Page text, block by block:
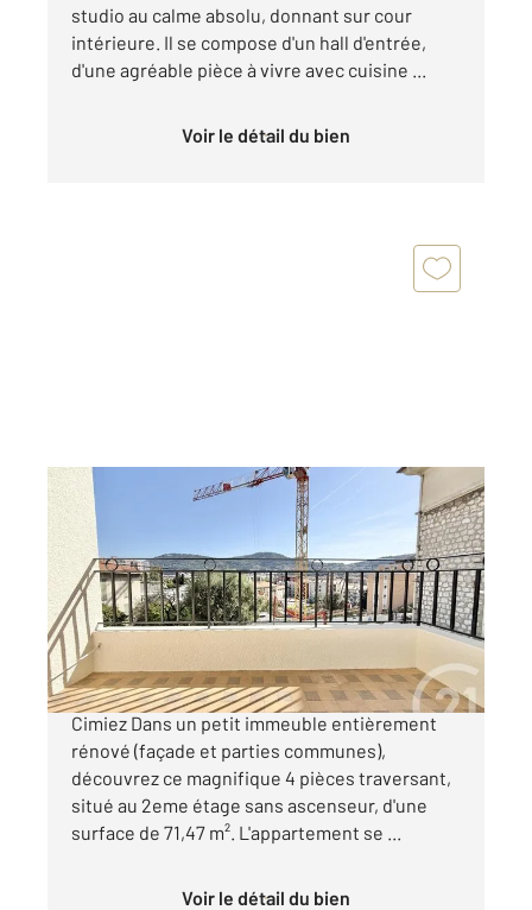
studio au calme absolu, donnant sur cour
intérieure. Il se compose d'un hall d'entrée,
d'une agréable pièce à vivre avec cuisine ...
Voir le détail du bien
NICE 06
70,98 m
Ref : 2253
Appartement F4 à vendre
479 000 €
Nice Bas Cimiez / Avenue des Arènes de
Cimiez Dans un petit immeuble entièrement
rénové (façade et parties communes),
découvrez ce magnifique 4 pièces traversant,
situé au 2eme étage sans ascenseur, d'une
surface de 71,47 m². L'appartement se ...
Voir le détail du bien